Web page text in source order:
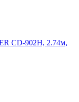
CD-902H, 2.74м,